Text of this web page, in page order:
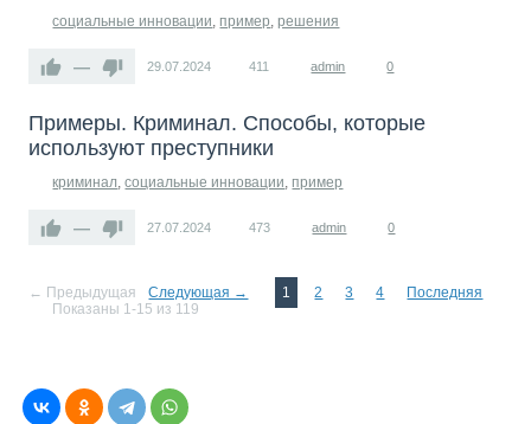
социальные инновации, пример,решения
— 29.07.2024 411 admin 0
Примеры. Криминал. Способы, которые
используют преступники
криминал,социальные инновации, пример
— 27.07.2024 473 admin 0
← Предыдущая Следующая → 1 2 3 4
Последняя
Показаны 1-15 из 119